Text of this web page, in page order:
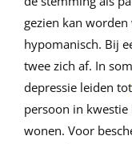
gezien kan
hypomanisch. Bij
twee zich af. In
depressie leiden tot
persoon in
wonen. Voor